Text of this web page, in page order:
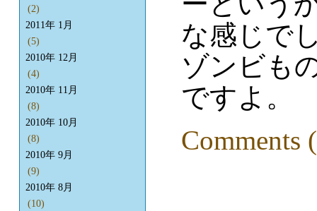
な感じで
ゾンビも
ですよ。
Comments
(2)
2011年 1月
(5)
2010年 12月
(4)
2010年 11月
(8)
2010年 10月
(8)
2010年 9月
(9)
2010年 8月
(10)